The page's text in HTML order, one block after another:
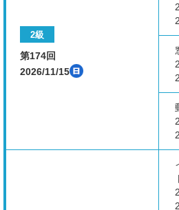
2級
第174回
2026/11/15